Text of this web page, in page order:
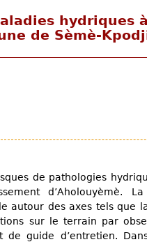
hydriques à
de Sèmè-
de pathologies
d’Aholouyèmè.
autour des axes tels que
sur le terrain par
de guide d’entretien.